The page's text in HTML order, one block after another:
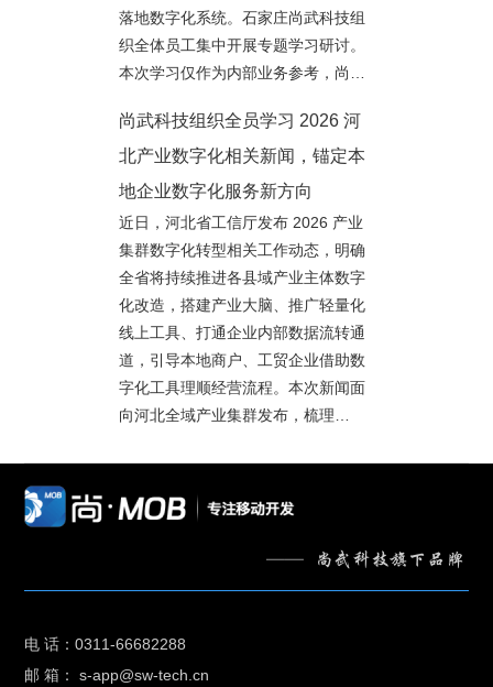
落地数字化系统。石家庄尚武科技组
织全体员工集中开展专题学习研讨。
本次学习仅作为内部业务参考，尚…
尚武科技组织全员学习 2026 河
北产业数字化相关新闻，锚定本
地企业数字化服务新方向
近日，河北省工信厅发布 2026 产业
集群数字化转型相关工作动态，明确
全省将持续推进各县域产业主体数字
化改造，搭建产业大脑、推广轻量化
线上工具、打通企业内部数据流转通
道，引导本地商户、工贸企业借助数
字化工具理顺经营流程。本次新闻面
向河北全域产业集群发布，梳理…
电 话：0311-66682288
邮 箱： s-app@sw-tech.cn